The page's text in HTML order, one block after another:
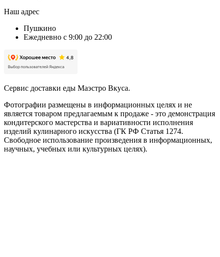
Наш адрес
Пушкино
Ежедневно с 9:00 до 22:00
Сервис доставки еды Маэстро Вкуса.
Фотографии размещены в информационных целях и не
является товаром предлагаемым к продаже - это демонстрация
кондитерского мастерства и вариативности исполнения
изделий кулинарного искусства (ГК РФ Статья 1274.
Свободное использование произведения в информационных,
научных, учебных или культурных целях).